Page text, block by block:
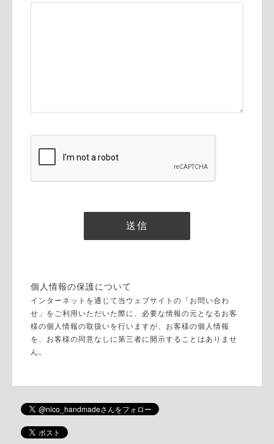
個人情報の保護について
インターネットを通じて当ウェブサイトの「お問い合わ
せ」をご利用いただいた際に、必要な情報の元となるお客
様の個人情報の取扱いを行いますが、お客様の個人情報
を、お客様の同意なしに第三者に開示することはありませ
ん。